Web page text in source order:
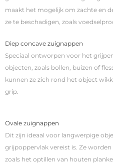
maakt het mogelijk om zachte en
ze te beschadigen, zoals
Diep concave zuignappen
Speciaal ontworpen voor het
objecten, zoals bollen, buizen of
kunnen ze zich rond het object
grip.
Ovale zuignappen
Dit zijn ideaal voor langwerpige
grijpoppervlak vereist is. Ze
zoals het optillen van houten